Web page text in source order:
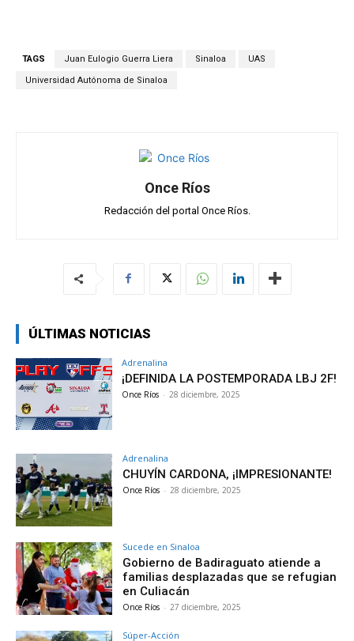
A
b
o
gr
a
p
TAGS Juan Eulogio Guerra Liera Sinaloa UAS
Universidad Autónoma de Sinaloa
Once Ríos
Redacción del portal Once Ríos.
ÚLTIMAS NOTICIAS
Adrenalina
¡DEFINIDA LA POSTEMPORADA LBJ 2F!
Once Ríos - 28 diciembre, 2025
Adrenalina
CHUYÍN CARDONA, ¡IMPRESIONANTE!
Once Ríos - 28 diciembre, 2025
Sucede en Sinaloa
Gobierno de Badiraguato atiende a
familias desplazadas que se refugian
en Culiacán
Once Ríos - 27 diciembre, 2025
Súper-Acción